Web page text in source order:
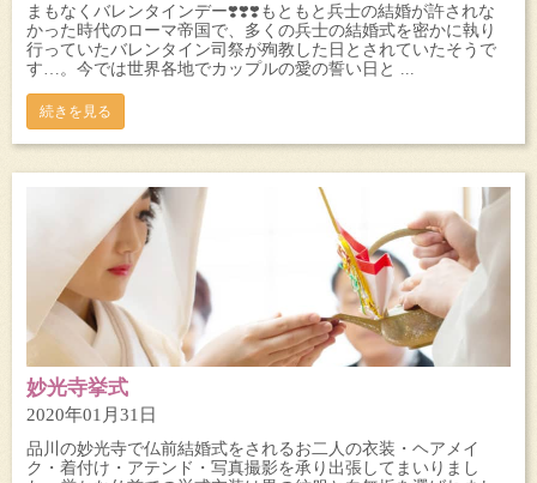
まもなくバレンタインデー❣️❣️❣️もともと兵士の結婚が許されな
かった時代のローマ帝国で、多くの兵士の結婚式を密かに執り
行っていたバレンタイン司祭が殉教した日とされていたそうで
す…。今では世界各地でカップルの愛の誓い日と ...
続きを見る
妙光寺挙式
2020年01月31日
品川の妙光寺で仏前結婚式をされるお二人の衣装・ヘアメイ
ク・着付け・アテンド・写真撮影を承り出張してまいりまし